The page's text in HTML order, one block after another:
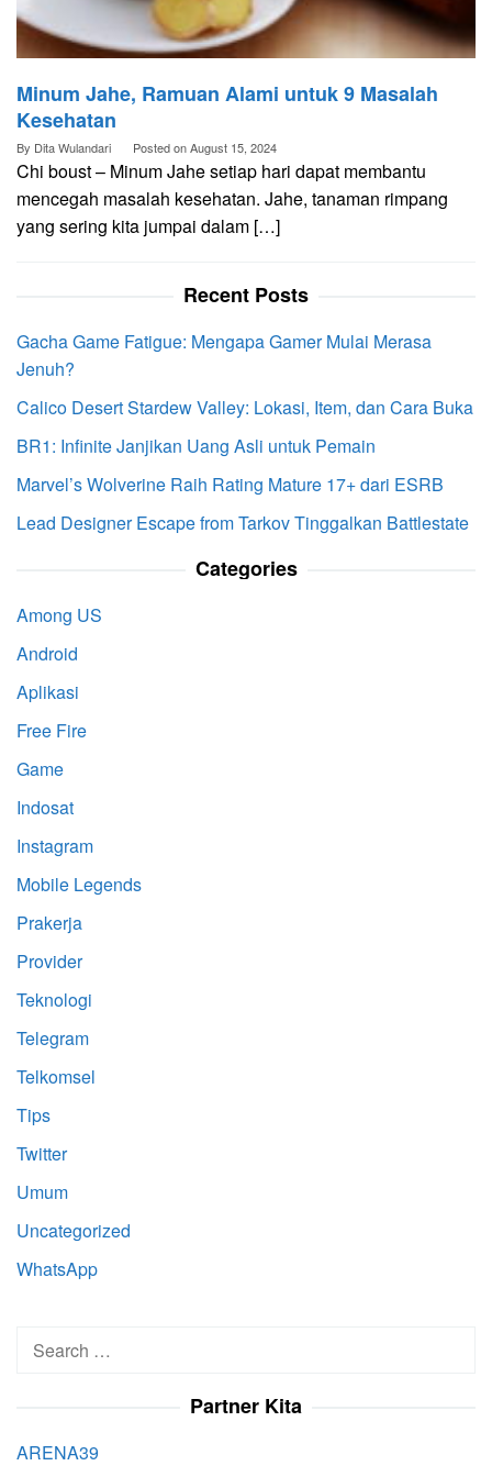
Minum Jahe, Ramuan Alami untuk 9 Masalah
Kesehatan
By Dita Wulandari Posted onAugust 15, 2024
Chi boust – Minum Jahe setiap hari dapat membantu
mencegah masalah kesehatan. Jahe, tanaman rimpang
yang sering kita jumpai dalam […]
Recent Posts
Gacha Game Fatigue: Mengapa Gamer Mulai Merasa
Jenuh?
Calico Desert Stardew Valley: Lokasi, Item, dan Cara Buka
BR1: Infinite Janjikan Uang Asli untuk Pemain
Marvel’s Wolverine Raih Rating Mature 17+ dari ESRB
Lead Designer Escape from Tarkov Tinggalkan Battlestate
Categories
Among US
Android
Aplikasi
Free Fire
Game
Indosat
Instagram
Mobile Legends
Prakerja
Provider
Teknologi
Telegram
Telkomsel
Tips
Twitter
Umum
Uncategorized
WhatsApp
Search
Partner Kita
ARENA39